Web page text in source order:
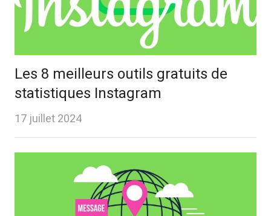
Les 8 meilleurs outils gratuits de
statistiques Instagram
17 juillet 2024